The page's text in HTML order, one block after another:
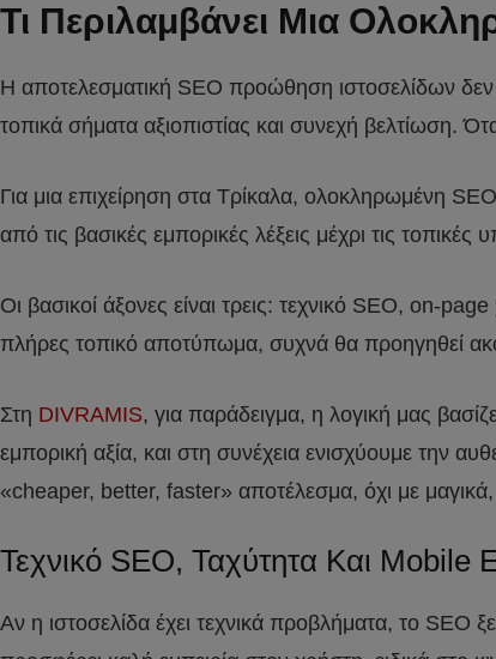
Τι Περιλαμβάνει Μια
Η αποτελεσματική SEO προώθηση ιστοσελίδων δεν
τοπικά σήματα αξιοπιστίας και συνεχή βελτίωση.
Για μια επιχείρηση στα Τρίκαλα, ολοκληρωμένη
από τις βασικές εμπορικές λέξεις μέχρι τις
Οι βασικοί άξονες είναι τρεις: τεχνικό SEO, on-
πλήρες τοπικό αποτύπωμα, συχνά θα προηγηθεί
Στη DIVRAMIS, για παράδειγμα, η λογική μας
εμπορική αξία, και στη συνέχεια ενισχύουμε την
«cheaper, better, faster» αποτέλεσμα, όχι με
Τεχνικό SEO, Ταχύτητα Και Mobile
Αν η ιστοσελίδα έχει τεχνικά προβλήματα, το SEO